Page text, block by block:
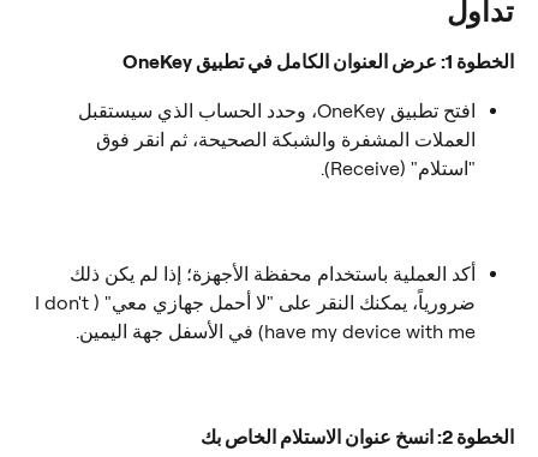
تداول
الخطوة 1: عرض العنوان الكامل في تطبيق OneKey
افتح تطبيق OneKey، وحدد الحساب الذي سيستقبل
العملات المشفرة والشبكة الصحيحة، ثم انقر فوق
"استلام" (Receive).
أكد العملية باستخدام محفظة الأجهزة؛ إذا لم يكن ذلك
ضرورياً، يمكنك النقر على "لا أحمل جهازي معي" (I don't
have my device with me) في الأسفل جهة اليمين.
الخطوة 2: انسخ عنوان الاستلام الخاص بك